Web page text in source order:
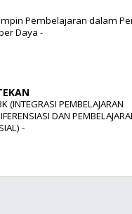
Pembelajaran dalam
Daya -
(INTEGRASI PEMBELAJARAN
DAN
-